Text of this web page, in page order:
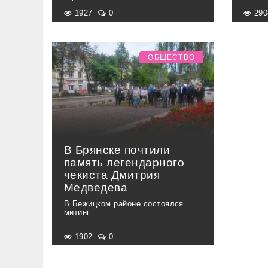
1927 0
В Брянске почтили
память легендарного
чекиста Дмитрия
Медведева
В Бежицком районе состоялся
митинг
ОБЩЕСТВО
1902 0